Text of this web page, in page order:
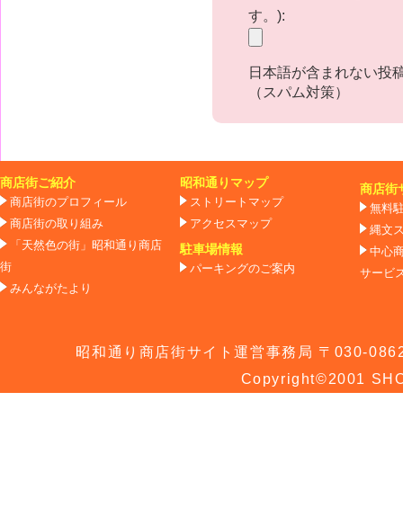
す。):
日本語が含まれない投
（スパム対策）
商店街ご紹介
商店街のプロフィール
商店街の取り組み
「天然色の街」昭和通り商店
街
みんながたより
昭和通りマップ
ストリートマップ
アクセスマップ
駐車場情報
パーキングのご案内
商店街
無料
縄文
中心
サービ
昭和通り商店街サイト運営事務局 〒030-
Copyright©2001